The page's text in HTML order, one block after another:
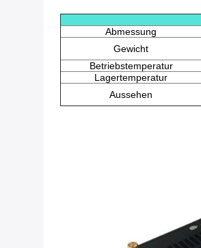
Abmessung
Gewicht
Betriebstemperatur
Lagertemperatur
Aussehen